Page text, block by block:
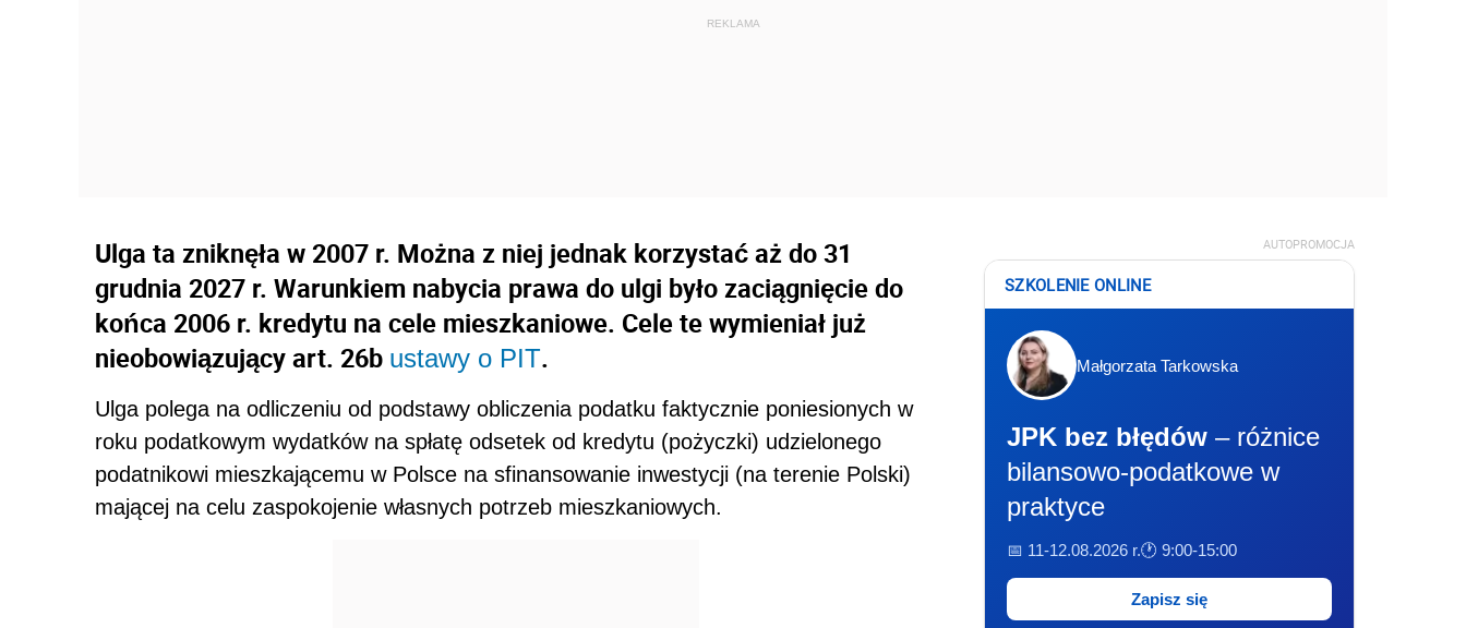
Ulga ta zniknęła w 2007 r. Można z niej jednak korzystać aż do 31
grudnia 2027 r. Warunkiem nabycia prawa do ulgi było zaciągnięcie do
końca 2006 r. kredytu na cele mieszkaniowe. Cele te wymieniał już
nieobowiązujący art. 26b ustawy o PIT.
Ulga polega na odliczeniu od podstawy obliczenia podatku faktycznie poniesionych w
roku podatkowym wydatków na spłatę odsetek od kredytu (pożyczki) udzielonego
podatnikowi mieszkającemu w Polsce na sfinansowanie inwestycji (na terenie Polski)
mającej na celu zaspokojenie własnych potrzeb mieszkaniowych.
AUTOPROMOCJA
SZKOLENIE ONLINE
Małgorzata Tarkowska
JPK bez błędów – różnice
bilansowo-podatkowe w
praktyce
📅 11-12.08.2026 r.🕐 9:00-15:00
Zapisz się